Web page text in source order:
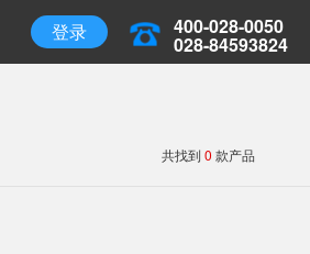
登录 400-028-0050
028-84593824
API 调用
共找到 0 款产品